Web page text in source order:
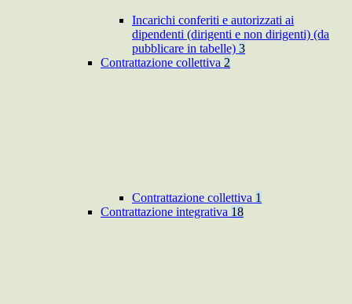
Incarichi conferiti e autorizzati ai
dipendenti (dirigenti e non dirigenti) (da
pubblicare in tabelle) 3
Contrattazione collettiva 2
Contrattazione collettiva 1
Contrattazione integrativa 18